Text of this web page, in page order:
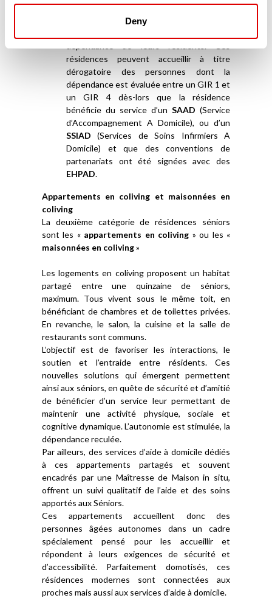
Deny
fonctionnement, qui les évalue et qui leur
donnent quelques moyens financiers
résidences peuvent accueillir à titre
dérogatoire des personnes dont la
dépendance est évaluée entre un GIR 1 et
un GIR 4 dès-lors que la résidence
bénéficie du service d’un SAAD (Service
d’Accompagnement A Domicile), ou d’un
SSIAD (Services de Soins Infirmiers A
Domicile) et que des conventions de
partenariats ont été signées avec des
EHPAD.
Appartements en coliving et maisonnées en
coliving
La deuxième catégorie de résidences séniors
sont les « appartements en coliving » ou les «
maisonnées en coliving»
Les logements en coliving proposent un habitat
partagé entre une quinzaine de séniors,
maximum. Tous vivent sous le même toit, en
bénéficiant de chambres et de toilettes privées.
En revanche, le salon, la cuisine et la salle de
restaurants sont communs.
L’objectif est de favoriser les interactions, le
soutien et l’entraide entre résidents. Ces
nouvelles solutions qui émergent permettent
ainsi aux séniors, en quête de sécurité et d’amitié
de bénéficier d’un service leur permettant de
maintenir une activité physique, sociale et
cognitive dynamique. L’autonomie est stimulée, la
dépendance reculée.
Par ailleurs, des services d’aide à domicile dédiés
à ces appartements partagés et souvent
encadrés par une Maîtresse de Maison in situ,
offrent un suivi qualitatif de l’aide et des soins
apportés aux Séniors.
Ces appartements accueillent donc des
personnes âgées autonomes dans un cadre
spécialement pensé pour les accueillir et
répondent à leurs exigences de sécurité et
d’accessibilité. Parfaitement domotisés, ces
résidences modernes sont connectées aux
proches mais aussi aux services d’aide à domicile.